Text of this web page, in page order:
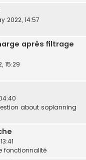
2022, 14:57
après filtrage
15:29
about soplanning
fonctionnalité